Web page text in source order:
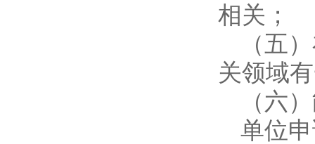
相关；
（五
关领域
（六
单位